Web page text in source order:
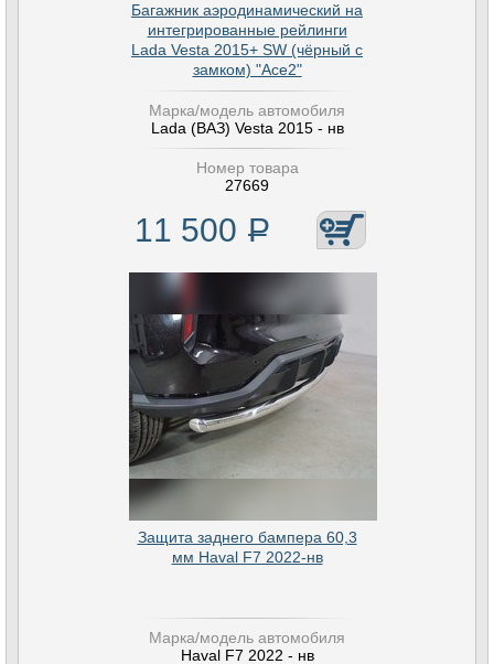
Багажник аэродинамический на
интегрированные рейлинги
Lada Vesta 2015+ SW (чёрный с
замком) "Ace2"
Марка/модель автомобиля
Lada (ВАЗ) Vesta 2015 - нв
Номер товара
27669
11 500 Р
Защита заднего бампера 60,3
мм Haval F7 2022-нв
Марка/модель автомобиля
Haval F7 2022 - нв